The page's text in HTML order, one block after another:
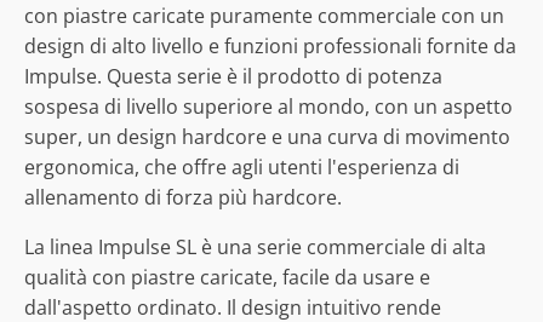
con piastre caricate puramente commerciale con un
design di alto livello e funzioni professionali fornite da
Impulse. Questa serie è il prodotto di potenza
sospesa di livello superiore al mondo, con un aspetto
super, un design hardcore e una curva di movimento
ergonomica, che offre agli utenti l'esperienza di
allenamento di forza più hardcore.
La linea Impulse SL è una serie commerciale di alta
qualità con piastre caricate, facile da usare e
dall'aspetto ordinato. Il design intuitivo rende